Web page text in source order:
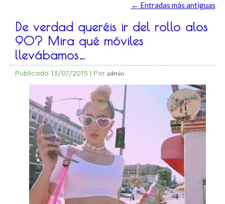
← Entradas más antiguas
De verdad queréis ir del rollo alos
90? Mira qué móviles
llevábamos…
Publicado 13/07/2015 | Por admin